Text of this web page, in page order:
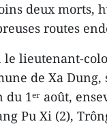
deux morts,
routes
le lieutenant-
de Xa
du 1ᵉʳ août,
Pu Xi (2),